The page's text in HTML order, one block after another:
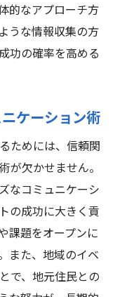
的なアプローチ方
うな情報収集の方
功の確率を高める
ケーション術
ためには、信頼関
が欠かせません。
なコミュニケーシ
の成功に大きく貢
課題をオープンに
また、地域のイベ
で、地元住民との